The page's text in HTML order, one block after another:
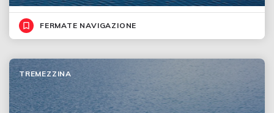
FERMATE NAVIGAZIONE
TREMEZZINA